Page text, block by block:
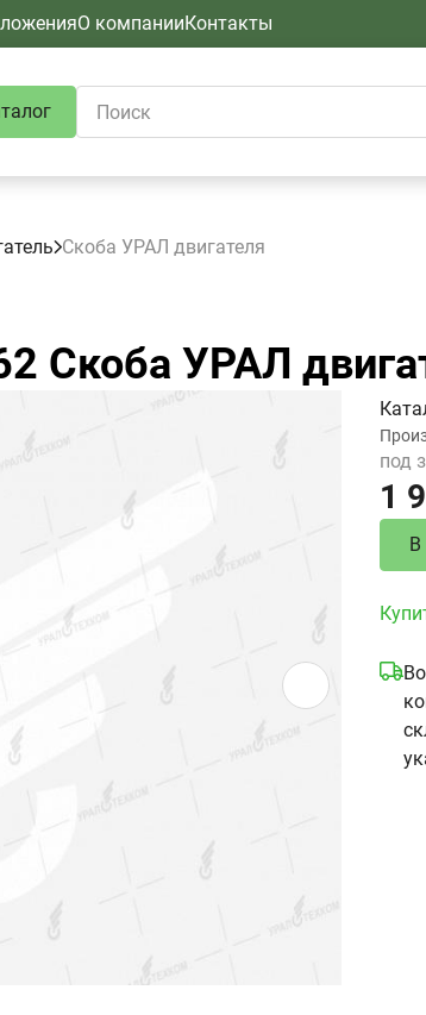
О компанииКонтакты
Скоба УРАЛ двигателя
Скоба УРАЛ
под
1
В